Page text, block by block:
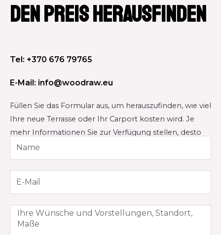
DEN PREIS HERAUSFINDEN
Tel: +370 676 79765
E-Mail: info@woodraw.eu
Füllen Sie das Formular aus, um herauszufinden, wie viel
Ihre neue Terrasse oder Ihr Carport kosten wird. Je
mehr Informationen Sie zur Verfügung stellen, desto
genauer wird der Preis sein.